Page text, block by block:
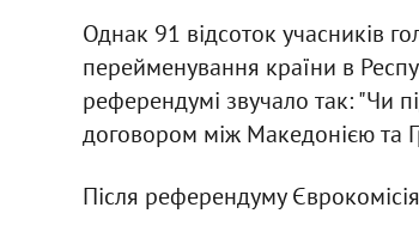
Однак 91 відсоток учасників
перейменування країни в
референдумі звучало так: "Чи
договором між Македонією та
Після референдуму